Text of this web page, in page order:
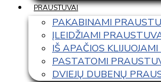
PRAUSTUVAI
PAKABINAMI
ĮLEIDŽIAMI
IŠ APAČIOS
PASTATOMI
DVIEJŲ DUBENŲ